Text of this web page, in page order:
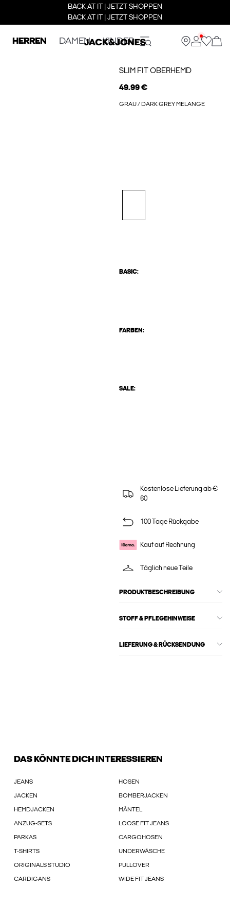
BACK AT IT | JETZT SHOPPEN
BACK AT IT | JETZT SHOPPEN
HERREN DAMEN KINDER
SLIM FIT OBERHEMD
49.99 €
GRAU / DARK GREY MELANGE
BASIC:
FARBEN:
SALE:
Kostenlose Lieferung ab €
60
100 Tage Rückgabe
Kauf auf Rechnung
Täglich neue Teile
PRODUKTBESCHREIBUNG
STOFF & PFLEGEHINWEISE
LIEFERUNG & RÜCKSENDUNG
DAS KÖNNTE DICH INTERESSIEREN
JEANS HOSEN
JACKEN BOMBERJACKEN
HEMDJACKEN MÄNTEL
ANZUG-SETS LOOSE FIT JEANS
PARKAS CARGOHOSEN
T-SHIRTS UNDERWÄSCHE
ORIGINALS STUDIO PULLOVER
CARDIGANS WIDE FIT JEANS